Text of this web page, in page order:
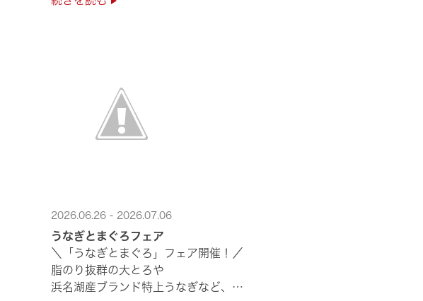
2026.06.26 - 2026.07.06
うなぎとまぐろフェア
＼「うなぎとまぐろ」フェア開催！／
脂のり抜群の大とろや
浜名湖産ブランド特上うなぎなど、